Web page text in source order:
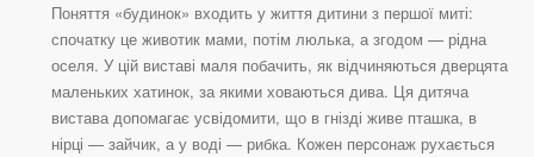
Поняття «будинок» входить у життя дитини з першої миті:
спочатку це животик мами, потім люлька, а згодом — рідна
оселя. У цій виставі маля побачить, як відчиняються дверцята
маленьких хатинок, за якими ховаються дива. Ця дитяча
вистава допомагає усвідомити, що в гнізді живе пташка, в
нірці — зайчик, а у воді — рибка. Кожен персонаж рухається